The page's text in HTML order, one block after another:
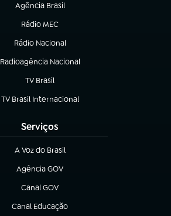
Agência Brasil
(abre em nova aba)
Rádio MEC
Rádio Nacional
(abre em nova aba)
Radioagência Nacional
(abre em nova aba)
TV Brasil
(abre em nova aba)
TV Brasil Internacional
(abre em nova aba)
Serviços
A Voz do Brasil
(abre em nova aba)
Agência GOV
(abre em nova aba)
Canal GOV
(abre em nova aba)
Canal Educação
(abre em nova aba)